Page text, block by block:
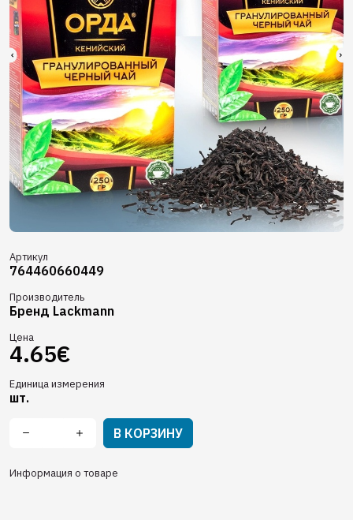
Артикул
764460660449
Производитель
Бренд Lackmann
Цена
4.65€
Единица измерения
шт.
В КОРЗИНУ
Информация о товаре